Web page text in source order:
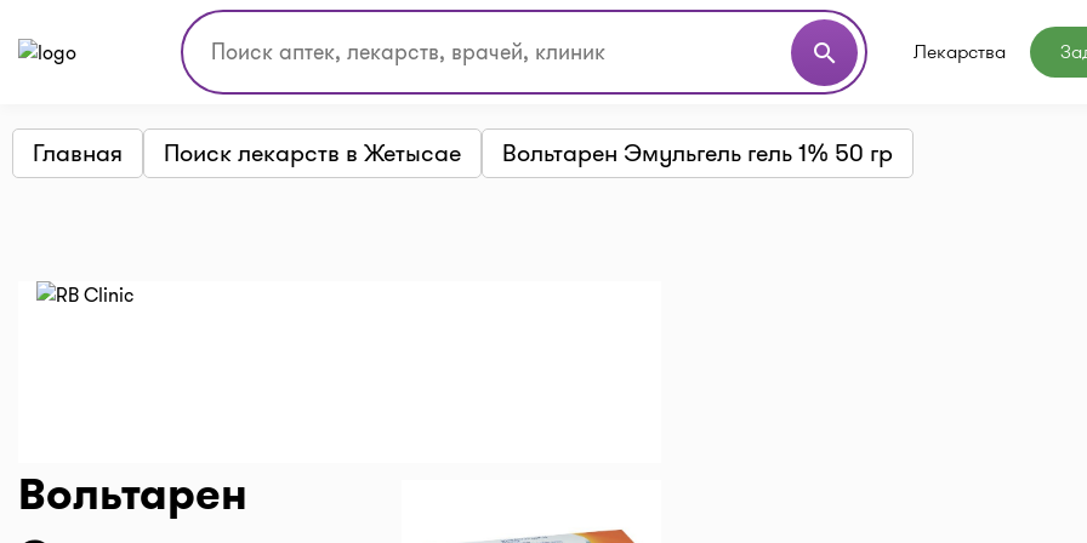
search Лекарства
Главная Поиск лекарств в Жетысае Вольтарен Эмульгель гель 1% 50 гр
Вольтарен